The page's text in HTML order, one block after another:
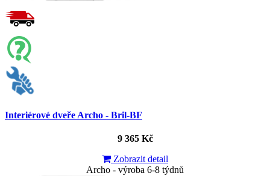
Interiérové dveře Archo - Bril-BF
9 365 Kč
Zobrazit detail
Archo - výroba 6-8 týdnů